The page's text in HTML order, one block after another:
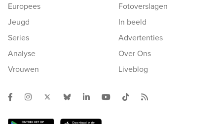
Europees
Jeugd
Series
Analyse
Vrouwen
Fotoverslagen
In beeld
Advertenties
Over Ons
Liveblog